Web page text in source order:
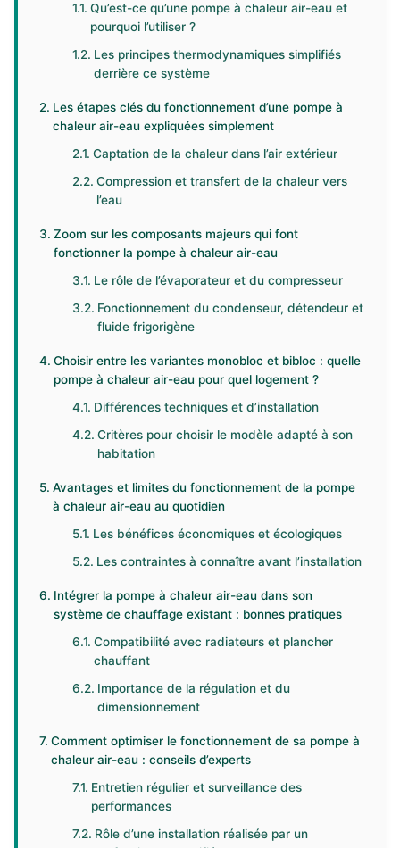
Qu’est-ce qu’une pompe à chaleur air-eau et
pourquoi l’utiliser ?
Les principes thermodynamiques simplifiés
derrière ce système
Les étapes clés du fonctionnement d’une pompe à
chaleur air-eau expliquées simplement
Captation de la chaleur dans l’air extérieur
Compression et transfert de la chaleur vers
l’eau
Zoom sur les composants majeurs qui font
fonctionner la pompe à chaleur air-eau
Le rôle de l’évaporateur et du compresseur
Fonctionnement du condenseur, détendeur et
fluide frigorigène
Choisir entre les variantes monobloc et bibloc : quelle
pompe à chaleur air-eau pour quel logement ?
Différences techniques et d’installation
Critères pour choisir le modèle adapté à son
habitation
Avantages et limites du fonctionnement de la pompe
à chaleur air-eau au quotidien
Les bénéfices économiques et écologiques
Les contraintes à connaître avant l’installation
Intégrer la pompe à chaleur air-eau dans son
système de chauffage existant : bonnes pratiques
Compatibilité avec radiateurs et plancher
chauffant
Importance de la régulation et du
dimensionnement
Comment optimiser le fonctionnement de sa pompe à
chaleur air-eau : conseils d’experts
Entretien régulier et surveillance des
performances
Rôle d’une installation réalisée par un